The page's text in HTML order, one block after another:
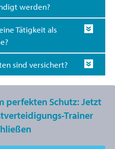
werden?
Tätigkeit als
sind versichert?
perfekten Schutz: Jetzt
Trainer